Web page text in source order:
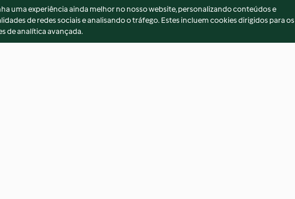
uma experiência ainda melhor no nosso website, personalizando conteúdos e
de redes sociais e analisando o tráfego. Estes incluem cookies dirigidos para os
de analítica avançada.